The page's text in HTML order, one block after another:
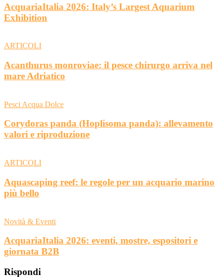
AcquariaItalia 2026: Italy’s Largest Aquarium
Exhibition
ARTICOLI
Acanthurus monroviae: il pesce chirurgo arriva nel
mare Adriatico
Pesci Acqua Dolce
Corydoras panda (Hoplisoma panda): allevamento
valori e riproduzione
ARTICOLI
Aquascaping reef: le regole per un acquario marino
più bello
Novità & Eventi
AcquariaItalia 2026: eventi, mostre, espositori e
giornata B2B
Rispondi